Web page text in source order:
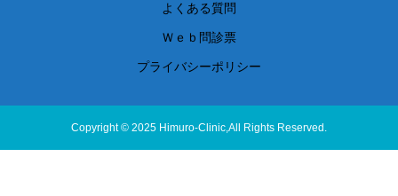
よくある質問
Ｗｅｂ問診票
プライバシーポリシー
Copyright © 2025 Himuro-Clinic,All Rights Reserved.